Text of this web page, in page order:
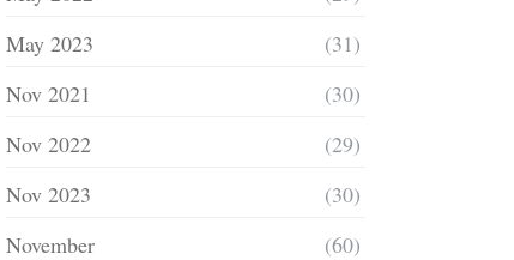
May 2023
(31)
Nov 2021
(30)
Nov 2022
(29)
Nov 2023
(30)
November
(60)